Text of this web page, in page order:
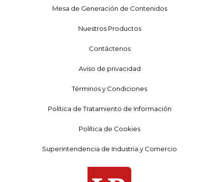
Mesa de Generación de Contenidos
Nuestros Productos
Contáctenos
Aviso de privacidad
Términos y Condiciones
Política de Tratamiento de Información
Política de Cookies
Superintendencia de Industria y Comercio